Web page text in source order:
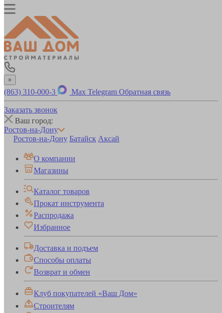
×
(863) 310-000-3 Max Telegram Обратная связь
Заказать звонок
Ваш город:
Ростов-на-Дону
Ростов-на-Дону Батайск Аксай
О компании
Магазины
Каталог товаров
Прокат инструмента
Распродажа
Избранное
Доставка и подъем
Способы оплаты
Возврат и обмен
Клуб покупателей «Ваш Дом»
Строителям